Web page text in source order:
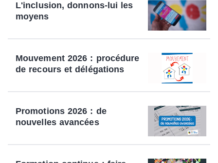
L'inclusion, donnons-lui les
moyens
Mouvement 2026 : procédure
de recours et délégations
Promotions 2026 : de
nouvelles avancées